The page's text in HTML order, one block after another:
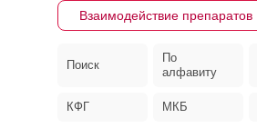
Взаимодействие препаратов
Поиск
По
алфавиту
КФГ МКБ